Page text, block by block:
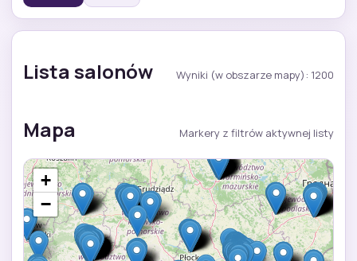
Lista salonów Wyniki (w obszarze mapy): 1200
Mapa Markery z filtrów aktywnej listy
+
−